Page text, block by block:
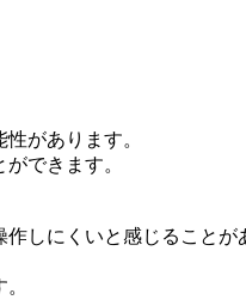
があります。
できます。
しにくいと感じることが